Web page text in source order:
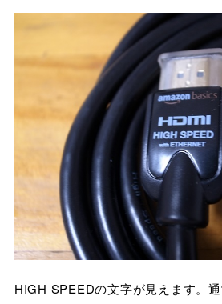
HIGH SPEEDの文字が見えます。